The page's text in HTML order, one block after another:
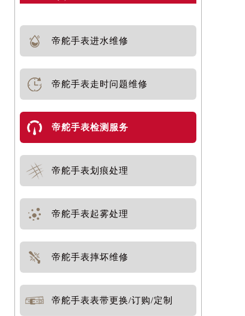
帝舵手表进水维修
帝舵手表走时问题维修
帝舵手表检测服务
帝舵手表划痕处理
帝舵手表起雾处理
帝舵手表摔坏维修
帝舵手表表带更换/订购/定制